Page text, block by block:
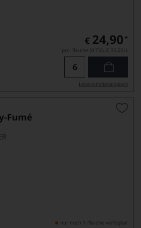
€ 24,90 *
pro Flasche (0.75l), € 33,20/L
Lebensmittel­angaben
Fumé
nur noch 1 Flasche verfügbar